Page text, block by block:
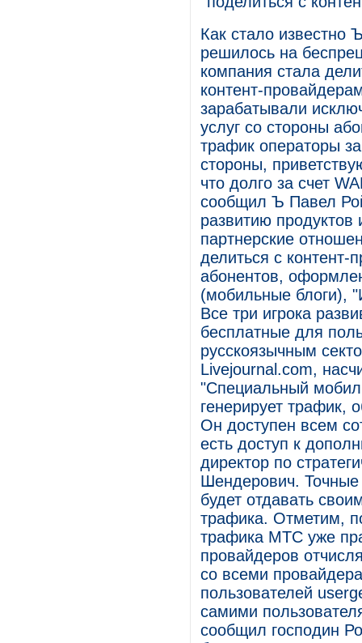
Как стало
решилось на
компания стала
контент-
зарабатывали
услуг со стороны
трафик операторы
стороны,
что долго за счет
сообщил Ъ Павел
развитию продуктов
партнерские
делиться с
абонентов,
(мобильные блоги),
Все три игрока
бесплатные для
русскоязычным
Livejournal.com,
"Специальный
генерирует трафик,
Он доступен всем
есть доступ к
директор по
Шендерович.
будет отдавать
трафика. Отметим,
трафика МТС уже
провайдеров
со всеми
пользователей
самими
сообщил господин